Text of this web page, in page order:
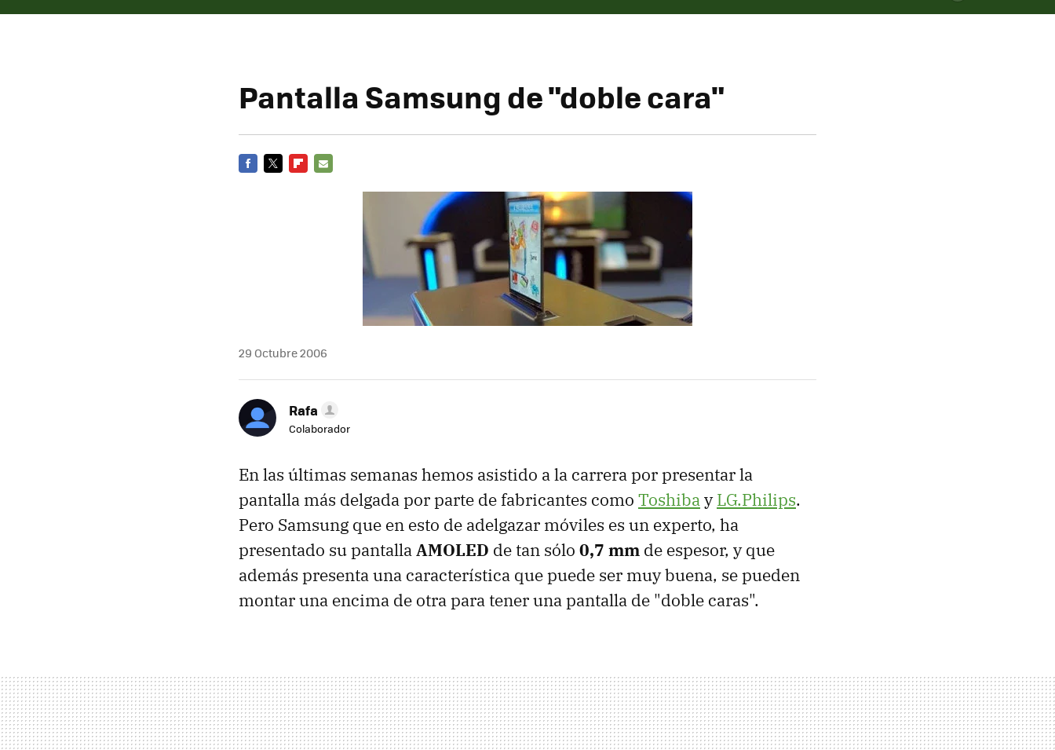
Pixel 10a
Pantalla Samsung de "doble cara"
29 Octubre 2006
Rafa
Colaborador
En las últimas semanas hemos asistido a la carrera por presentar la
pantalla más delgada por parte de fabricantes como ToshibayLG.Philips.
Pero Samsung que en esto de adelgazar móviles es un experto, ha
presentado su pantallaAMOLED de tan sólo 0,7 mm de espesor, y que
además presenta una característica que puede ser muy buena, se pueden
montar una encima de otra para tener una pantalla de "doble caras".